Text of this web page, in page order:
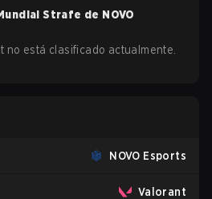
Strafe de NOVO
no está clasificado actualmente.
NOVO Esports
Valorant